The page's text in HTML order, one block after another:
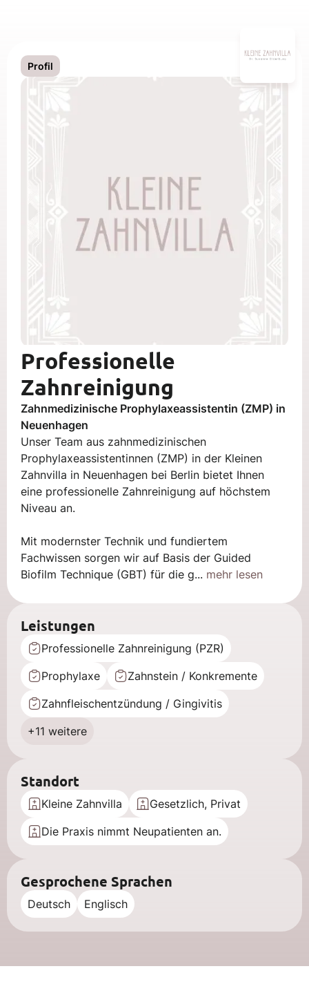
Profil
Professionelle
Zahnreinigung
Zahnmedizinische Prophylaxeassistentin (ZMP) in
Neuenhagen
Unser Team aus zahnmedizinischen
Prophylaxeassistentinnen (ZMP) in der Kleinen
Zahnvilla in Neuenhagen bei Berlin bietet Ihnen
eine professionelle Zahnreinigung auf höchstem
Niveau an.
Mit modernster Technik und fundiertem
Fachwissen sorgen wir auf Basis der Guided
Biofilm Technique (GBT) für die g... mehr lesen
Leistungen
Professionelle Zahnreinigung (PZR)
Prophylaxe
Zahnstein / Konkremente
Zahnfleischentzündung / Gingivitis
+11 weitere
Standort
Kleine Zahnvilla
Gesetzlich, Privat
Die Praxis nimmt Neupatienten an.
Gesprochene Sprachen
Deutsch Englisch